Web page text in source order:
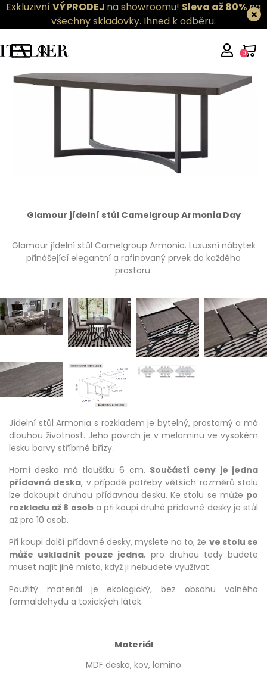
ExkluzivníVÝPRODEJ na showroomu! Sleva až 80%na
všechny skladovky. Ihned k odběru.
0
Glamour jídelní stůl Camelgroup Armonia Day
Glamour jídelní stůl Camelgroup Armonia. Luxusní nábytek
přinášející elegantní a rafinovaný prvek do každého
prostoru.
Jídelní stůl Armonia s rozkladem je bytelný, prostorný a má
dlouhou životnost. Jeho povrch je v melaminu ve vysokém
lesku barvy stříbrné břízy.
Horní deska má tloušťku 6 cm. Součástí ceny je jedna
přídavná deska, v případě potřeby větších rozměrů stolu
lze dokoupit druhou přídavnou desku. Ke stolu se může po
rozkladu až 8 osoba při koupi druhé přídavné desky je stůl
až pro 10 osob.
Při koupi další přídavné desky, myslete na to, že ve stolu se
může uskladnit pouze jedna, pro druhou tedy budete
muset najít jiné místo, když ji nebudete využívat.
Použitý materiál je ekologický, bez obsahu volného
formaldehydu a toxických látek.
Materiál
MDF deska, kov, lamino